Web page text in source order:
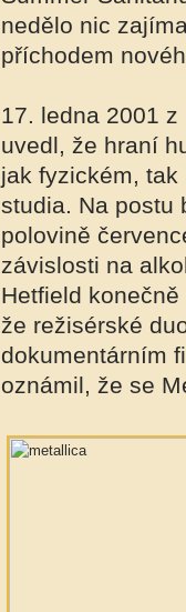
nedělo nic
příchodem
17. ledna 2001
uvedl, že hraní
jak fyzickém,
studia. Na postu
polovině
závislosti na
Hetfield
že režisérské
dokumentárním
oznámil, že se